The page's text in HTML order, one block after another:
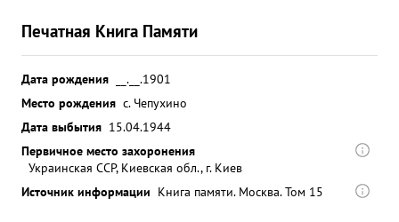
Печатная Книга Памяти
Дата рождения
__.__.1901
Место рождения с. Чепухино
Дата выбытия 15.04.1944
Первичное место захоронения
Украинская ССР, Киевская обл., г. Киев
Источник информации Книга памяти. Москва. Том 15